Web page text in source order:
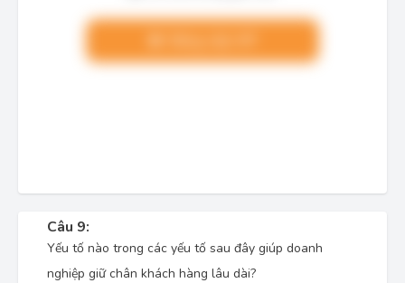
Câu 9:
Yếu tố nào trong các yếu tố sau đây giúp doanh
nghiệp giữ chân khách hàng lâu dài?